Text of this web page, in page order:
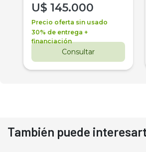
U$ 145.000
Precio oferta sin usado
30% de entrega +
financiación
Consultar
También puede